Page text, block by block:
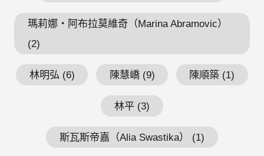
瑪莉娜・阿布拉莫維奇（Marina Abramovic）
(2)
林明弘 (6) 陳慧嶠 (9) 陳順築 (1)
林平 (3)
斯瓦斯帝嘉（Alia Swastika） (1)